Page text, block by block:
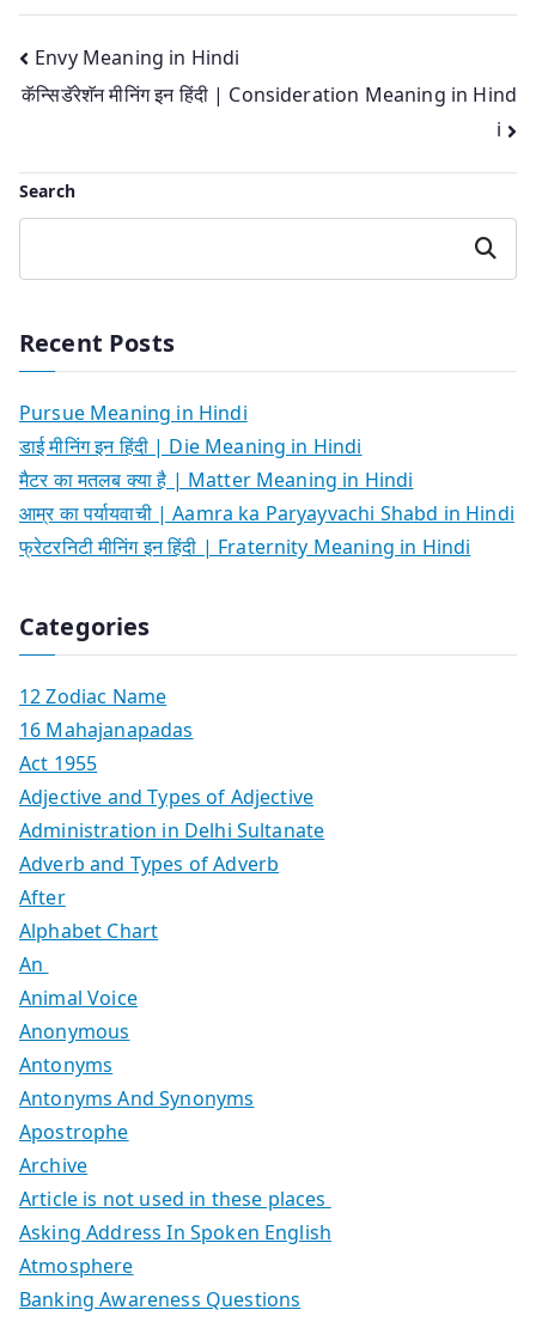
Post
navigation
Envy Meaning in Hindi
कॅन्सिडॅरेशॅन मीनिंग इन हिंदी | Consideration Meaning in Hind
i
Search
Search
Recent Posts
Pursue Meaning in Hindi
डाई मीनिंग इन हिंदी | Die Meaning in Hindi
मैटर का मतलब क्या है | Matter Meaning in Hindi
आम्र का पर्यायवाची | Aamra ka Paryayvachi Shabd in Hindi
फ्रेटरनिटी मीनिंग इन हिंदी | Fraternity Meaning in Hindi
Categories
12 Zodiac Name
16 Mahajanapadas
Act 1955
Adjective and Types of Adjective
Administration in Delhi Sultanate
Adverb and Types of Adverb
After
Alphabet Chart
An
Animal Voice
Anonymous
Antonyms
Antonyms And Synonyms
Apostrophe
Archive
Article is not used in these places
Asking Address In Spoken English
Atmosphere
Banking Awareness Questions